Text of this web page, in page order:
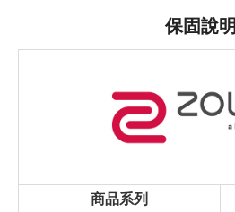
保固說明
商品系列